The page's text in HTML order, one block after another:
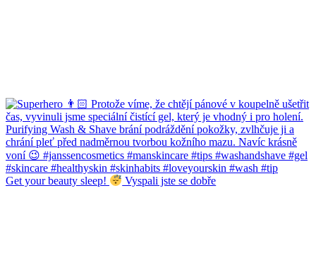
Get your beauty sleep! Vyspali jste se dobře